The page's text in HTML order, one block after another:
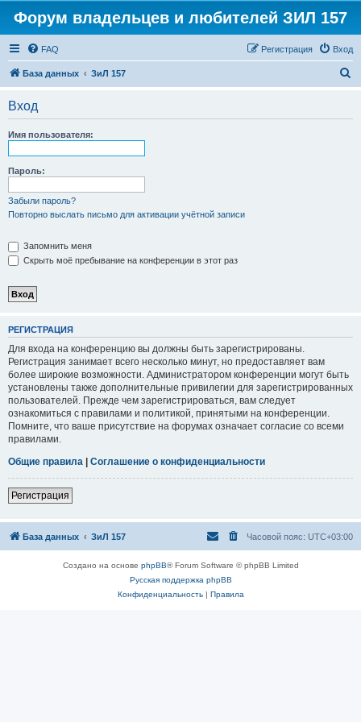
Форум владельцев и любителей ЗИЛ 157
FAQ Вход
Регистрация
База данных ЗиЛ 157
Вход
Имя пользователя:
Пароль:
Забыли пароль?
Повторно выслать письмо для активации учётной записи
Запомнить меня
Скрыть моё пребывание на конференции в этот раз
РЕГИСТРАЦИЯ
Для входа на конференцию вы должны быть зарегистрированы.
Регистрация занимает всего несколько минут, но предоставляет вам
более широкие возможности. Администратором конференции могут быть
установлены также дополнительные привилегии для зарегистрированных
пользователей. Прежде чем зарегистрироваться, вам следует
ознакомиться с правилами и политикой, принятыми на конференции.
Помните, что ваше присутствие на форумах означает согласие со всеми
правилами.
Общие правила | Соглашение о конфиденциальности
Регистрация
База данных ЗиЛ 157 Часовой пояс: UTC+03:00
Создано на основе phpBB® Forum Software © phpBB Limited
Русская поддержка phpBB
Конфиденциальность| Правила